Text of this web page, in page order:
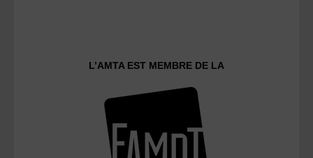
L’AMTA EST MEMBRE DE LA